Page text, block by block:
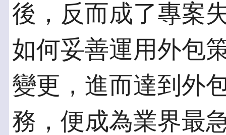
後，反而成了專案
如何妥善運用外包
變更，進而達到外
務，便成為業界最